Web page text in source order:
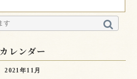
カレンダー
2021年11月